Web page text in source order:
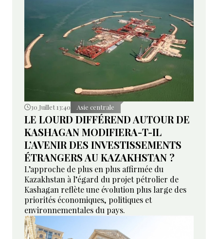
30 Juillet 13:40 Asie centrale
LE LOURD DIFFÉREND AUTOUR DE
KASHAGAN MODIFIERA-T-IL
L’AVENIR DES INVESTISSEMENTS
ÉTRANGERS AU KAZAKHSTAN ?
L’approche de plus en plus affirmée du
Kazakhstan à l’égard du projet pétrolier de
Kashagan reflète une évolution plus large des
priorités économiques, politiques et
environnementales du pays.